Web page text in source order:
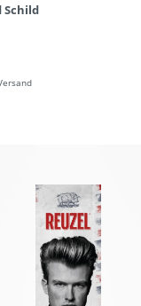
Schild